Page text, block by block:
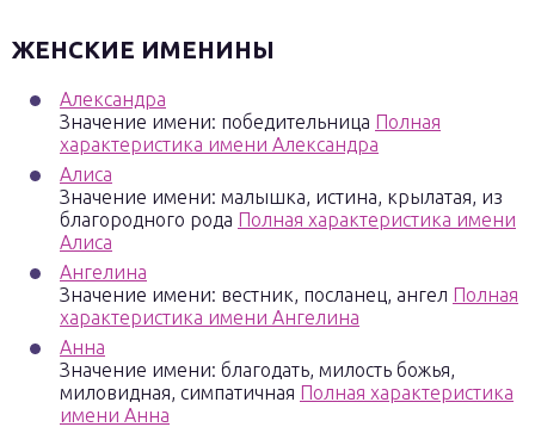
ЖЕНСКИЕ ИМЕНИНЫ
Александра
Значение имени: победительница Полная
характеристика имени Александра
Алиса
Значение имени: малышка, истина, крылатая, из
благородного рода Полная характеристика имени
Алиса
Ангелина
Значение имени: вестник, посланец, ангел Полная
характеристика имени Ангелина
Анна
Значение имени: благодать, милость божья,
миловидная, симпатичная Полная характеристика
имени Анна